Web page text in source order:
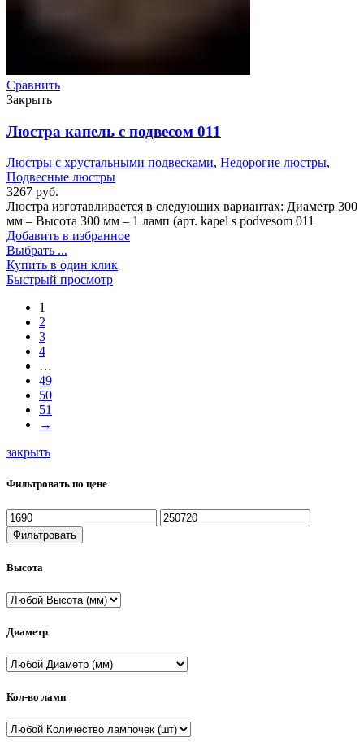
Сравнить
Закрыть
Люстра капель с подвесом 011
Люстры с хрустальными подвесками, Недорогие люстры,
Подвесные люстры
3267 руб.
Люстра изготавливается в следующих вариантах: Диаметр 300
мм – Высота 300 мм – 1 ламп (арт. kapel s podvesom 011
Добавить в избранное
Выбрать ...
Купить в один клик
Быстрый просмотр
1
2
3
4
…
49
50
51
→
закрыть
Фильтровать по цене
Фильтровать
Высота
Диаметр
Кол-во ламп